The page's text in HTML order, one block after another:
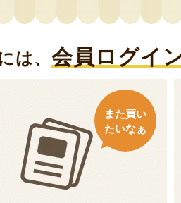
は、 会員ログイ
また買い
たいなぁ